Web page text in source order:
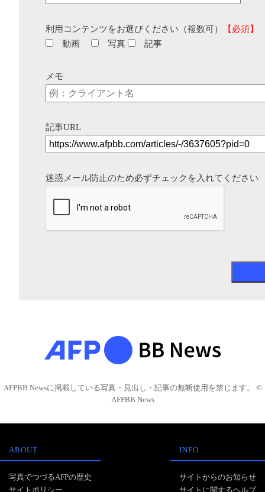
利用コンテンツをお選びください（複数可）
【必須】
動画
写真 記事
メモ
記事URL
迷惑メール防止のため必ずチェックを入れてください
AFPBB Newsに掲載している写真・見出し・記事の無断使用を禁じます。 ©
AFPBB News
ABOUT
写真でつづるAFPの歴史
サイトポリシー
INFO
サイトからのお知らせ
サイトに関するヘルプ